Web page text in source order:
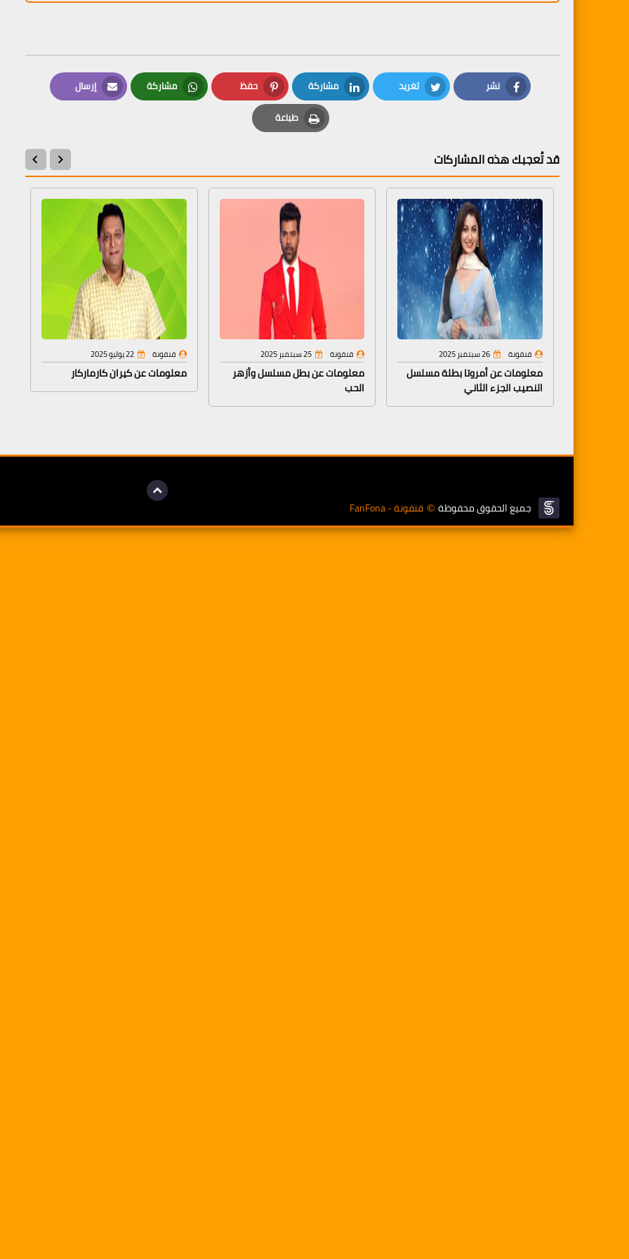
نشر
Facebook
تغريد
Twitter
مشاركة
LinkedIn
حفظ
Pinterest
مشاركة
Whatsapp
إرسال
Email
طباعة
Print
قد تُعجبك هذه المشاركات
فنفونة 26 سبتمبر 2025
معلومات عن أمروتا بطلة مسلسل
النصيب الجزء الثاني
فنفونة 25 سبتمبر 2025
معلومات عن بطل مسلسل وأزهر
الحب
فنفونة 22 يوليو 2025
معلومات عن كيران كارماركار
جميع الحقوق محفوظة © فنفونة - FanFona